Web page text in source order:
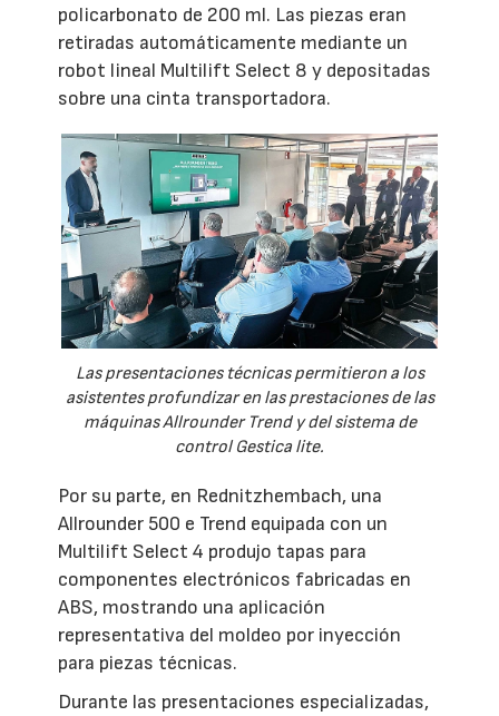
policarbonato de 200 ml. Las piezas eran
retiradas automáticamente mediante un
robot lineal Multilift Select 8 y depositadas
sobre una cinta transportadora.
Las presentaciones técnicas permitieron a los
asistentes profundizar en las prestaciones de las
máquinas Allrounder Trend y del sistema de
control Gestica lite.
Por su parte, en Rednitzhembach, una
Allrounder 500 e Trend equipada con un
Multilift Select 4 produjo tapas para
componentes electrónicos fabricadas en
ABS, mostrando una aplicación
representativa del moldeo por inyección
para piezas técnicas.
Durante las presentaciones especializadas,